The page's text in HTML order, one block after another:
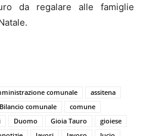
da regalare alle famiglie
comunale
assitena
Bilancio comunale
comune
Duomo Gioia Tauro
gioiese